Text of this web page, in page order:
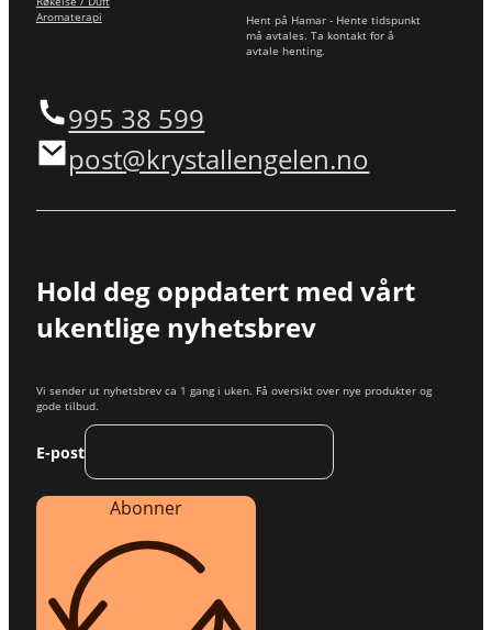
Aromaterapi
Hent på Hamar - Hente tidspunkt
må avtales. Ta kontakt for å
avtale henting.
995 38 599
post@krystallengelen.no
Hold deg oppdatert med vårt
ukentlige nyhetsbrev
Vi sender ut nyhetsbrev ca 1 gang i uken. Få oversikt over nye produkter og
gode tilbud.
E-post
Abonner